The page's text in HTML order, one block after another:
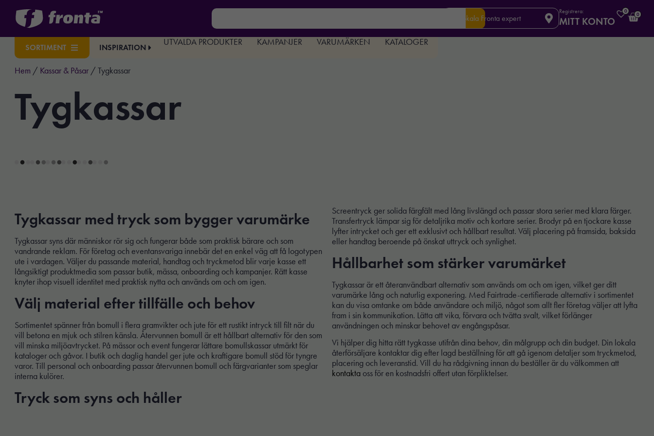
Din lokala Fronta expert
Registrera:
MITT KONTO
0
0
SORTIMENT INSPIRATION
UTVALDA PRODUKTER KAMPANJER VARUMÄRKEN KATALOGER
Hem / Kassar & Påsar / Tygkassar
Tygkassar
Tygkassar med tryck som bygger varumärke
Tygkassar syns där människor rör sig och fungerar både som praktisk bärare och som
vandrande reklam. För företag och eventansvariga innebär det en enkel väg att få logotypen
ute i vardagen. Väljer du passande material, handtag och tryckmetod blir varje kasse ett
långsiktigt produktmedia som passar butik, mässa, onboarding och kampanjer. Rätt kasse
knyter ihop visuell identitet med praktisk nytta och används om och om igen.
Välj material efter tillfälle och behov
Sortimentet spänner från bomull i flera gramvikter och jute för ett rustikt intryck till filt när du
vill betona en mjuk och stilren känsla. Återvunnen bomull är ett hållbart alternativ för den som
vill minska miljöavtrycket. På mässor och event fungerar lättare bomullskassar utmärkt för
kataloger och gåvor. I butik och daglig handel ger jute och kraftigare bomull stöd för tyngre
varor. Till personal och onboarding passar återvunnen bomull och färgvarianter som speglar
interna kulörer.
Tryck som syns och håller
Screentryck ger solida färgfält med lång livslängd och passar stora serier med klara färger.
Transfertryck lämpar sig för detaljrika motiv och kortare serier. Brodyr på en tjockare kasse
lyfter intrycket och ger ett exklusivt och hållbart resultat. Välj placering på framsida, baksida
eller handtag beroende på önskat uttryck och synlighet.
Hållbarhet som stärker varumärket
Tygkassar är ett återanvändbart alternativ som används om och om igen, vilket ger ditt
varumärke lång och naturlig exponering. Med Fairtrade-certifierade alternativ i sortimentet
kan du visa omtanke om både användare och miljö, något som allt fler företag väljer att lyfta
fram i sin kommunikation. Lätta att vika, förvara och tvätta svalt, vilket förlänger
användningen och minskar behovet av engångspåsar.
Vi hjälper dig hitta rätt tygkasse utifrån dina behov, din målgrupp och din budget. Din lokala
återförsäljare kontaktar dig efter lagd beställning för att gå igenom detaljer som tryckmetod,
placering och leveranstid. Vill du ha rådgivning innan du beställer är du välkommen att
kontakta oss för en kostnadsfri offert utan förpliktelser.